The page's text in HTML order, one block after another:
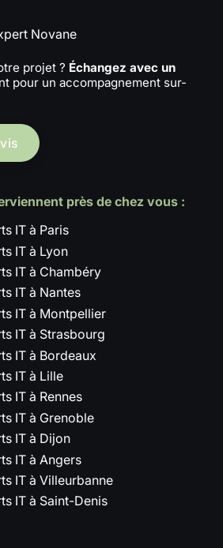
Novane
projet ? Échangez avec un
pour un accompagnement sur-
près de chez vous :
IT à Paris
IT à Lyon
IT à Chambéry
IT à Nantes
IT à Montpellier
IT à Strasbourg
IT à Bordeaux
IT à Lille
IT à Rennes
IT à Grenoble
IT à Dijon
IT à Angers
IT à Villeurbanne
IT à Saint-Denis